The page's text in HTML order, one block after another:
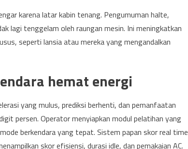
karena latar kabin tenang. Pengumuman halte,
lagi tenggelam oleh raungan mesin. Ini meningkatkan
seperti lansia atau mereka yang mengandalkan
hemat energi
yang mulus, prediksi berhenti, dan pemanfaatan
persen. Operator menyiapkan modul pelatihan yang
berkendara yang tepat. Sistem papan skor real time
skor efisiensi, durasi idle, dan pemakaian AC.